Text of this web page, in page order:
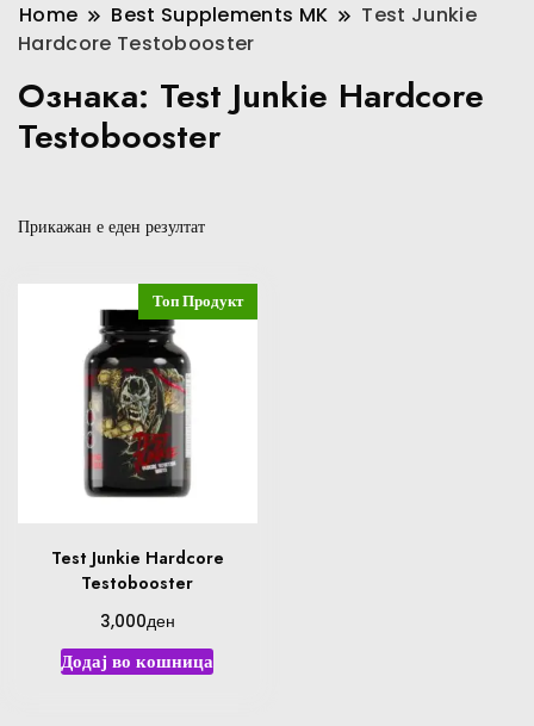
Home Best Supplements MK
Test Junkie
Hardcore Testobooster
Ознака: Test Junkie Hardcore
Testobooster
Прикажан е еден резултат
Топ Продукт
Test Junkie Hardcore
Testobooster
3,000ден
Додај во кошница